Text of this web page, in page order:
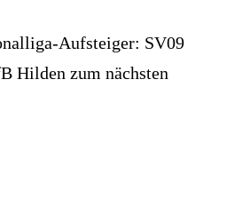
Aufsteiger: SV09
Hilden zum nächsten